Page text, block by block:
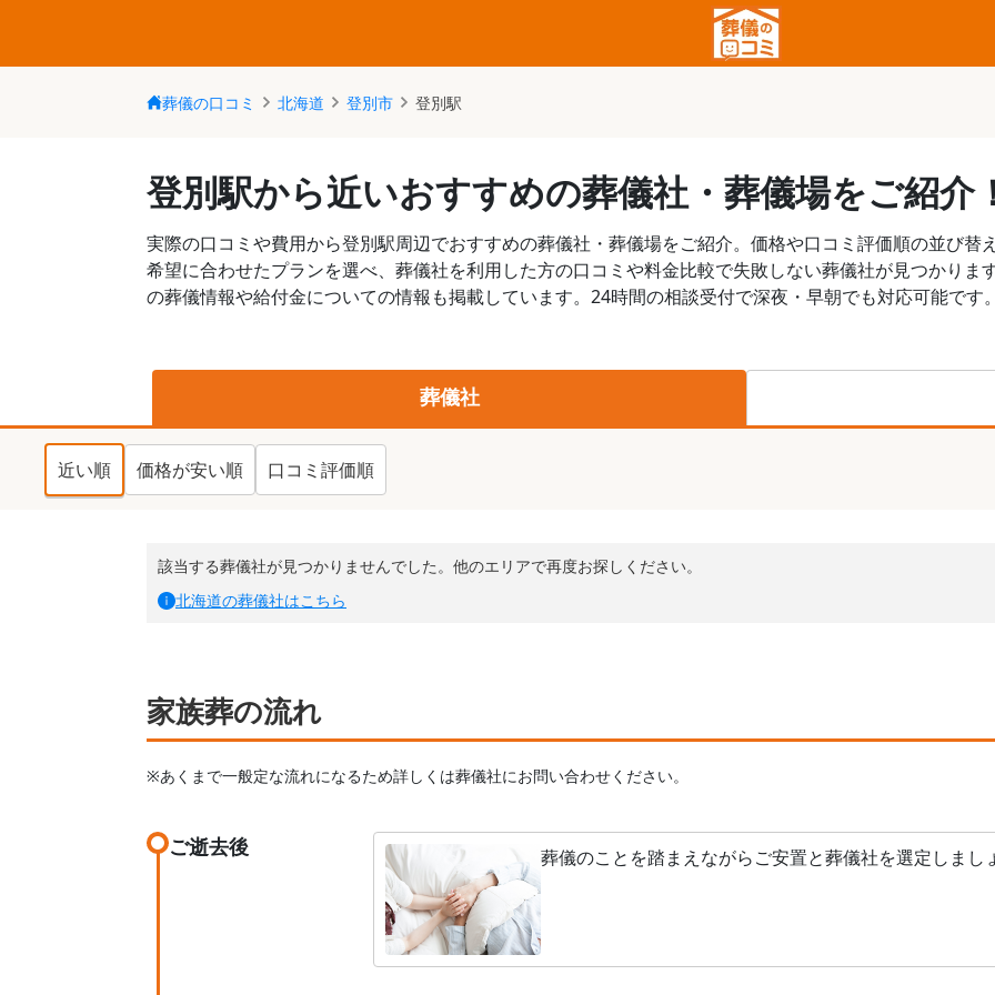
葬儀の口コミ 北海道 登別市 登別駅
登別駅から近いおすすめの葬儀社・葬儀場をご紹介
実際の口コミや費用から登別駅周辺でおすすめの葬儀社・葬儀場をご紹介。価格や口コミ評価順の並び替
希望に合わせたプランを選べ、葬儀社を利用した方の口コミや料金比較で失敗しない葬儀社が見つかりま
の葬儀情報や給付金についての情報も掲載しています。24時間の相談受付で深夜・早朝でも対応可能です
葬儀社
近い順 価格が安い順 口コミ評価順
該当する葬儀社が見つかりませんでした。他のエリアで再度お探しください。
北海道の葬儀社はこちら
家族葬の流れ
※あくまで一般定な流れになるため詳しくは葬儀社にお問い合わせください。
ご逝去後 葬儀のことを踏まえながらご安置と葬儀社を選定しまし